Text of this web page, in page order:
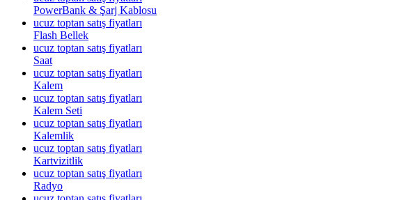
PowerBank & Şarj Kablosu
ucuz toptan satış fiyatları
Flash Bellek
ucuz toptan satış fiyatları
Saat
ucuz toptan satış fiyatları
Kalem
ucuz toptan satış fiyatları
Kalem Seti
ucuz toptan satış fiyatları
Kalemlik
ucuz toptan satış fiyatları
Kartvizitlik
ucuz toptan satış fiyatları
Radyo